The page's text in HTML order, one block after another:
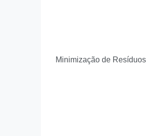
Minimização de Resíduos